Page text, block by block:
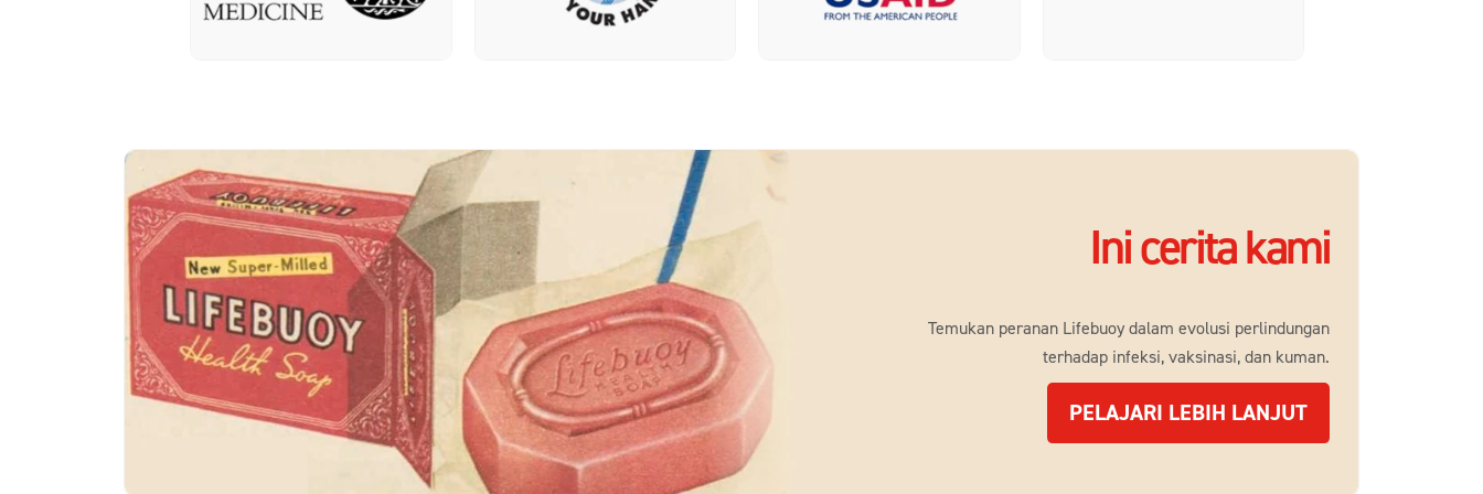
Ini cerita kami
Temukan peranan Lifebuoy dalam evolusi perlindungan
terhadap infeksi, vaksinasi, dan kuman.
PELAJARI LEBIH LANJUTIni cerita kami